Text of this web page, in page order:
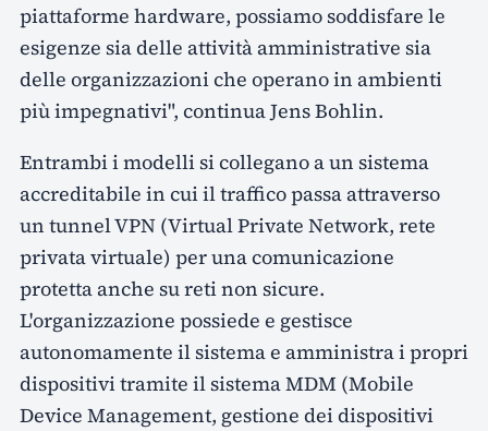
piattaforme hardware, possiamo soddisfare le
esigenze sia delle attività amministrative sia
delle organizzazioni che operano in ambienti
più impegnativi", continua Jens Bohlin.
Entrambi i modelli si collegano a un sistema
accreditabile in cui il traffico passa attraverso
un tunnel VPN (Virtual Private Network, rete
privata virtuale) per una comunicazione
protetta anche su reti non sicure.
L'organizzazione possiede e gestisce
autonomamente il sistema e amministra i propri
dispositivi tramite il sistema MDM (Mobile
Device Management, gestione dei dispositivi